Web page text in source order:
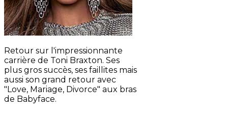
Retour sur l'impressionnante
carrière de Toni Braxton. Ses
plus gros succès, ses faillites mais
aussi son grand retour avec
"Love, Mariage, Divorce" aux bras
de Babyface.